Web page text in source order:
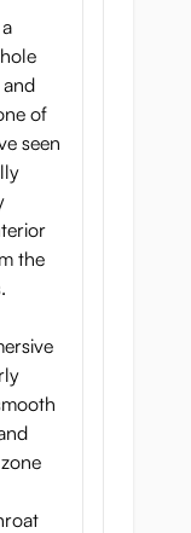
elke
het
hebt
elke
of
seen
the